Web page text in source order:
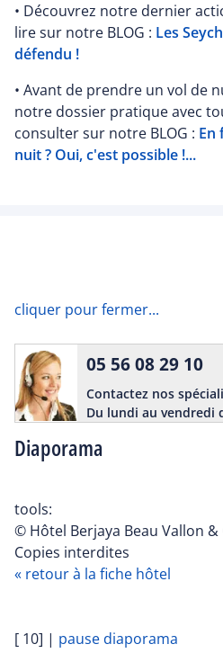
• Découvrez notre dernier
lire sur notre BLOG : Les
défendu !
• Avant de prendre un vol de
notre dossier pratique avec
consulter sur notre BLOG : En
nuit ? Oui, c'est possible !...
cliquer pour fermer...
Diaporama
05 56 08 29 10
Contactez nos
Du lundi au vendredi
tools:
© Hôtel Berjaya Beau Vallon &
Copies interdites
« retour à la fiche hôtel
[ 10] | pause diaporama